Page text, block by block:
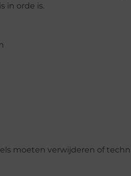
in orde is.
moeten verwijderen of